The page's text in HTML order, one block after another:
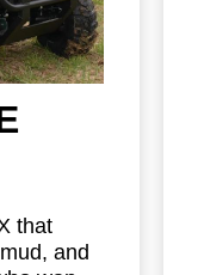
that
and